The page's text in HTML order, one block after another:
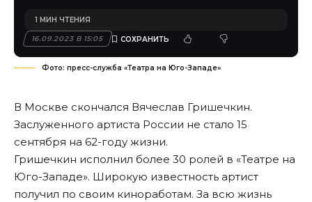
16.09.2023 В 15:05
1 МИН ЧТЕНИЯ
Фото: пресс-служба «Театра на Юго-Западе»
В Москве скончался Вячеслав Гришечкин.
Заслуженного артиста России не стало 15
сентября на 62-году жизни.
Гришечкин исполнил более 30 ролей в «Театре на
Юго-Западе». Широкую известность артист
получил по своим киноработам. За всю жизнь